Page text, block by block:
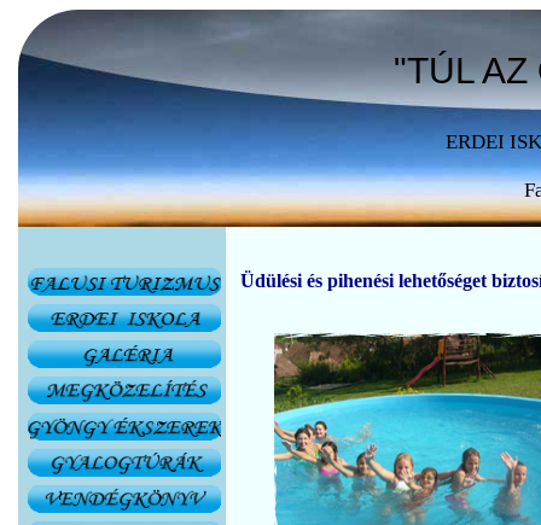
"TÚL AZ
ERDEI
Üdülési és pihenési lehetőséget